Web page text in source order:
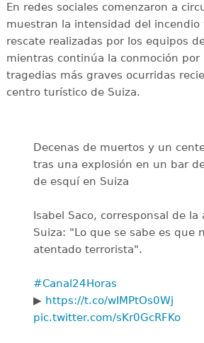
En redes sociales comenzaron a
muestran la intensidad del incendio
rescate realizadas por los equipos
mientras continúa la conmoción por
tragedias más graves ocurridas
centro turístico de Suiza.
Decenas de muertos y un
tras una explosión en un bar
de esquí en Suiza
Isabel Saco, corresponsal de la
Suiza: "Lo que se sabe es que
atentado terrorista".
#Canal24Horas
▶️ https://t.co/wIMPtOs0Wj
pic.twitter.com/sKr0GcRFKo